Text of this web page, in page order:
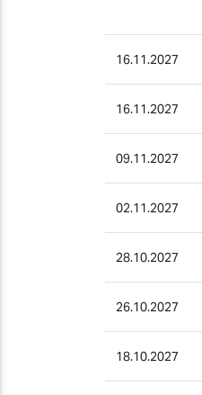
16.11.2027
16.11.2027
09.11.2027
02.11.2027
28.10.2027
26.10.2027
18.10.2027